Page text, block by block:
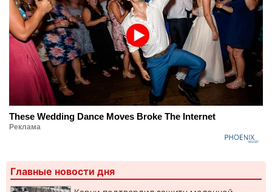
These Wedding Dance Moves Broke The Internet
Реклама
Главные новости дня